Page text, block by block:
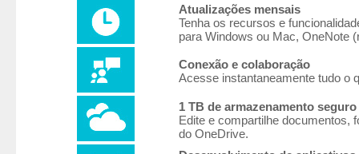
Atualizações mensais
Tenha os recursos e
para Windows ou Mac, OneNote
Conexão e colaboração
Acesse instantaneamente tudo o
1 TB de armazenamento
Edite e compartilhe documentos,
do OneDrive.